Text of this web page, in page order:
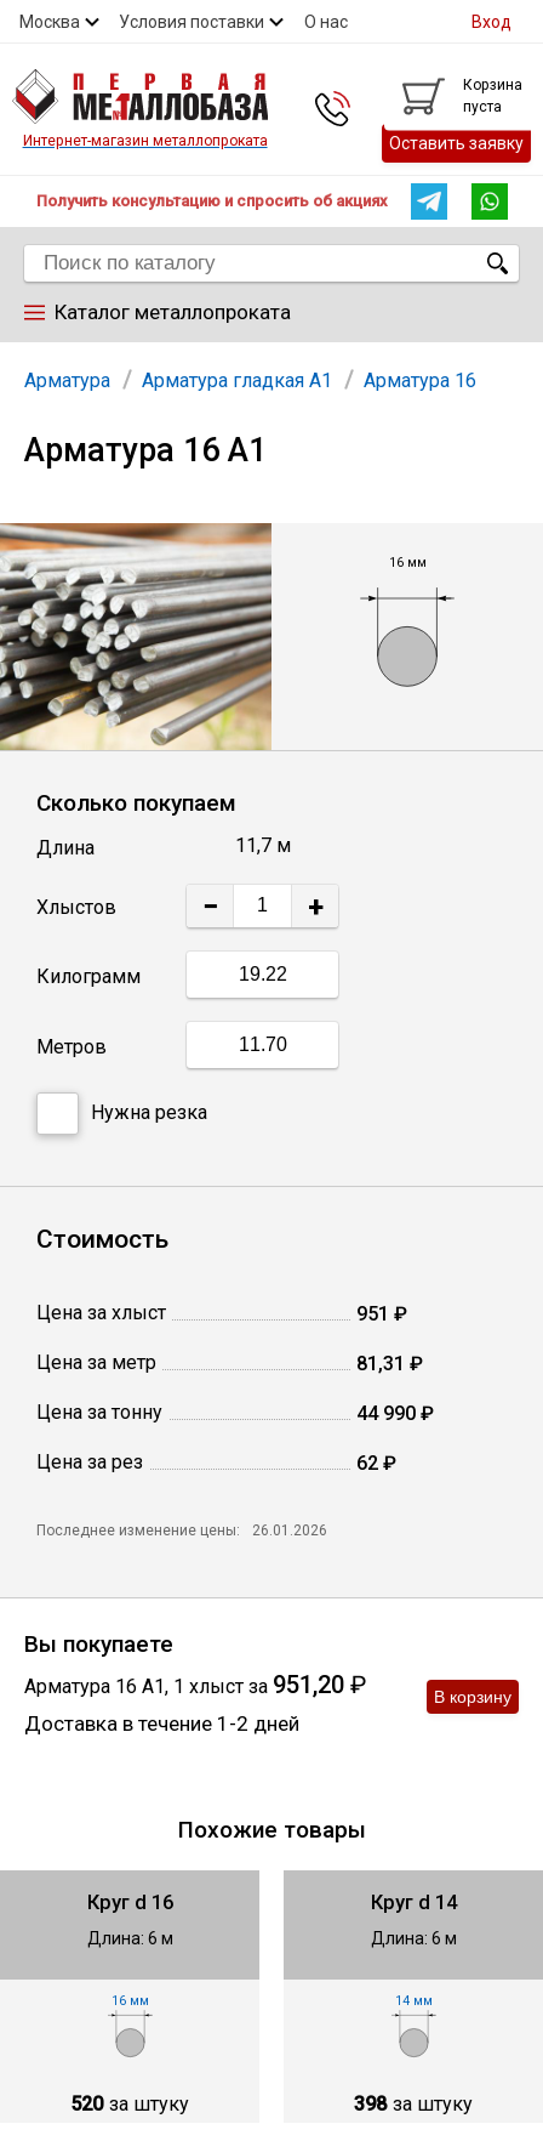
Москва Условия поставки О нас
Контакты
Вход
Интернет-магазин металлопроката
Корзина
пуста
Оставить заявку
Получить консультацию и спросить об акциях
Каталог металлопроката
Арматура
Труба
Лист
Уголок
Балка
Полоса
Квадрат стальной
Труба профильная
Швеллер
Сетка кладочная
Проволока
Арматура Арматура гладкая А1 Арматура 16
Арматура 16 А1
16 мм
Сколько покупаем
Длина 11,7 м
Хлыстов − +
Килограмм
Метров
Нужна резка
Стоимость
Цена за хлыст 951 ₽
Цена за метр 81,31 ₽
Цена за тонну 44 990 ₽
Цена за рез 62 ₽
Последнее изменение цены: 26.01.2026
Вы покупаете
Арматура 16 А1, 1 хлыст за 951,20 ₽
Доставка в течение 1-2 дней
Похожие товары
Круг d 16
Длина: 6 м
16 мм
520 за штуку
Круг d 14
Длина: 6 м
14 мм
398 за штуку